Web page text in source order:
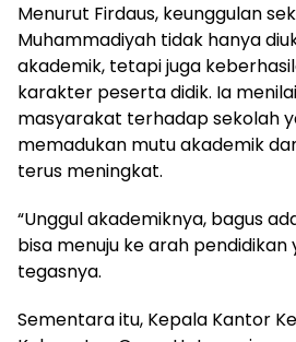
Menurut Firdaus, keunggulan
Muhammadiyah tidak hanya
akademik, tetapi juga
karakter peserta didik. Ia
masyarakat terhadap sekolah
memadukan mutu akademik
terus meningkat.
“Unggul akademiknya, bagus
bisa menuju ke arah pendidikan
tegasnya.
Sementara itu, Kepala Kantor